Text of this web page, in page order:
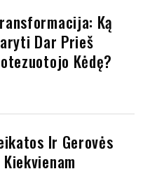
Ką
Dar Prieš
Kėdę?
Ir Gerovės